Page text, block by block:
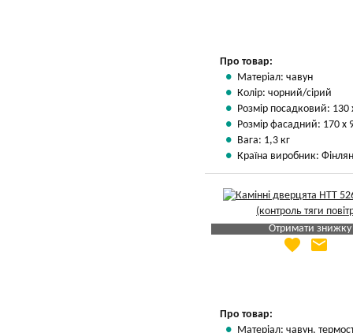
Про товар:
Матеріал: чавун
Колір: чорний/сірий
Розмір посадковий: 130
Розмір фасадний: 170 х
Вага: 1,3 кг
Країна виробник:
Отримати знижку
Яка Ваша ціна
favorite email
Про товар:
Матеріал: чавун,